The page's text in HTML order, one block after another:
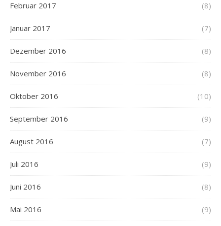
Februar 2017 (8)
Januar 2017 (7)
Dezember 2016 (8)
November 2016 (8)
Oktober 2016 (10)
September 2016 (9)
August 2016 (7)
Juli 2016 (9)
Juni 2016 (8)
Mai 2016 (9)